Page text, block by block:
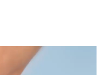
Förväntad leverans